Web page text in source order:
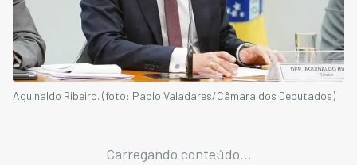
Aguinaldo Ribeiro. (foto: Pablo Valadares/Câmara dos Deputados)
Carregando conteúdo...